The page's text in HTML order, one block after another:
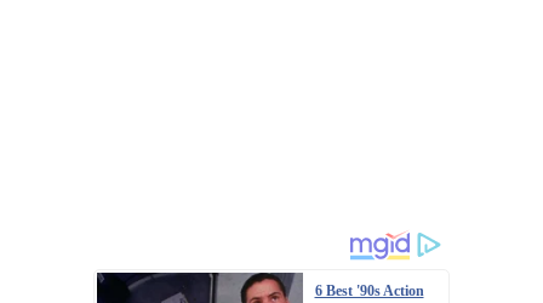
6 Best '90s Action